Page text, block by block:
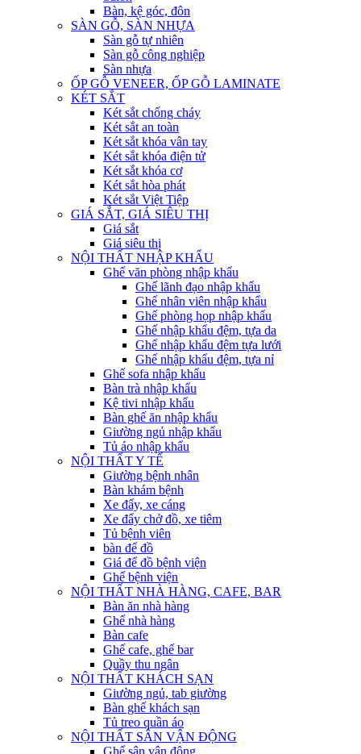
Bàn, kệ góc, đôn
SÀN GỖ, SÀN NHỰA
Sàn gỗ tự nhiên
Sàn gỗ công nghiệp
Sàn nhựa
ỐP GỖ VENEER, ỐP GỖ LAMINATE
KÉT SẮT
Két sắt chống cháy
Két sắt an toàn
Két sắt khóa vân tay
Két sắt khóa điện tử
Két sắt khóa cơ
Két sắt hòa phát
Két sắt Việt Tiệp
GIÁ SẮT, GIÁ SIÊU THỊ
Giá sắt
Giá siêu thị
NỘI THẤT NHẬP KHẨU
Ghế văn phòng nhập khẩu
Ghế lãnh đạo nhập khẩu
Ghế nhân viên nhập khẩu
Ghế phòng họp nhập khẩu
Ghế nhập khẩu đệm, tựa da
Ghế nhập khẩu đệm tựa lưới
Ghế nhập khẩu đệm, tựa nỉ
Ghế sofa nhập khẩu
Bàn trà nhập khẩu
Kệ tivi nhập khẩu
Bàn ghế ăn nhập khẩu
Giường ngủ nhập khẩu
Tủ áo nhập khẩu
NỘI THẤT Y TẾ
Giường bệnh nhân
Bàn khám bệnh
Xe đẩy, xe cáng
Xe đẩy chở đồ, xe tiêm
Tủ bệnh viên
bàn để đồ
Giá để đồ bệnh viện
Ghế bệnh viện
NỘI THẤT NHÀ HÀNG, CAFE, BAR
Bàn ăn nhà hàng
Ghế nhà hàng
Bàn cafe
Ghế cafe, ghế bar
Quầy thu ngân
NỘI THẤT KHÁCH SẠN
Giường ngủ, tab giường
Bàn ghế khách sạn
Tủ treo quần áo
NỘI THẤT SÂN VẬN ĐỘNG
Ghế sân vận động